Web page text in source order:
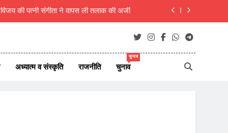
की पत्नी संगीता ने वापस ली तलाक की अर्जी
ही राष्ट्र का असली निर्माता- रचना गुप्ता
कार, एक ही परिवार के 5 लोगों की मौत, 1 लापता
अध्यात्म व संस्कृति राजनीति चुनाव
चुनाव